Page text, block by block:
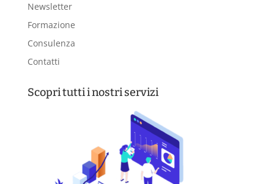
Newsletter
Formazione
Consulenza
Contatti
Scopri tutti i nostri servizi